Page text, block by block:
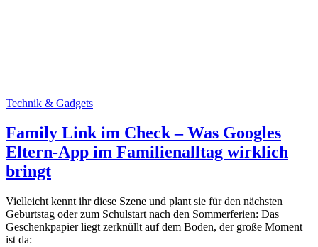
Technik & Gadgets
Family Link im Check – Was Googles
Eltern-App im Familienalltag wirklich
bringt
Vielleicht kennt ihr diese Szene und plant sie für den nächsten
Geburtstag oder zum Schulstart nach den Sommerferien: Das
Geschenkpapier liegt zerknüllt auf dem Boden, der große Moment
ist da: